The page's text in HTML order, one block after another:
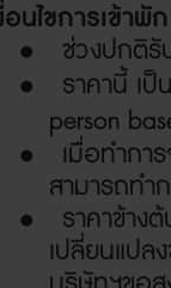
อนไขการเข้า
•
ช่วงปกติ
•
ราคานี้ เ
person
•
เมื่อทำกา
สามารถทำ
•
ราคาข้าง
เปลี่ยนแปล